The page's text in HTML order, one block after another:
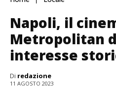
Napoli, il
Metropolitan
interesse
Di redazione
11 AGOSTO 2023